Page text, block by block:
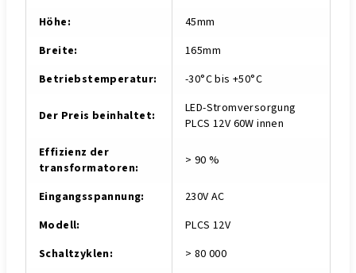
Höhe:
45mm
Breite:
165mm
Betriebstemperatur: -30°C bis +50°C
Der Preis beinhaltet:
LED-Stromversorgung
PLCS 12V 60W innen
Effizienz der
transformatoren: > 90 %
Eingangsspannung:
230V AC
Modell:
PLCS 12V
Schaltzyklen: > 80 000